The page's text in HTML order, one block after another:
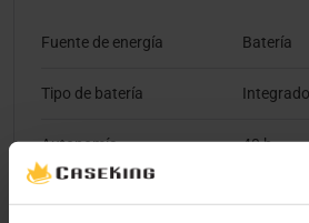
Fuente de energía Batería
Tipo de batería Integrado
Autonomía 40 h